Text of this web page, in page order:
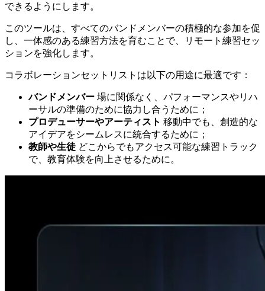
できるようにします。
このツールは、すべてのバンドメンバーの積極的な参加を促
し、一体感のある練習方法を育むことで、リモート練習セッ
ションを強化します。
コラボレーションセットリストは以下の用途に最適です：
バンドメンバー 場に関係なく、パフォーマンスやリハ
ーサルの準備のために協力し合うために；
プロデューサーやアーティスト 移動中でも、創造的な
アイデアをシームレスに統合するために；
教師や生徒 どこからでもアクセス可能な練習トラック
で、教育体験を向上させるために。